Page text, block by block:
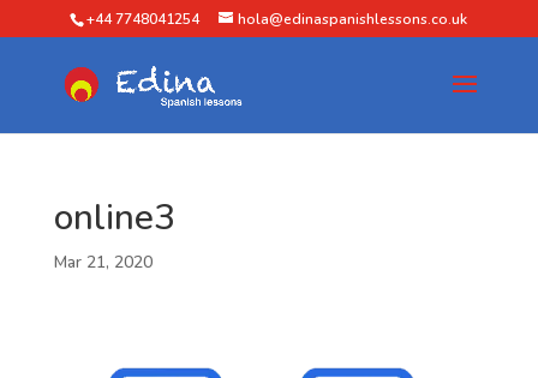
+44 7748041254 hola@edinaspanishlessons.co.uk
online3
Mar 21, 2020